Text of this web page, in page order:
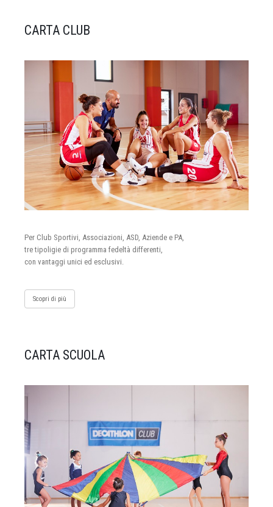
CARTA CLUB
Per Club Sportivi, Associazioni, ASD, Aziende e PA,
tre tipoligie di programma fedeltà differenti,
con vantaggi unici ed esclusivi.
Scopri di più
CARTA SCUOLA